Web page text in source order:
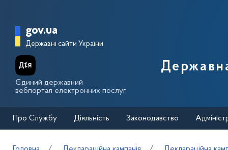
Головна сторінка Державної
gov.ua
Державні сайти України
Єдиний державний
вебпортал електронних послуг
Про Службу Діяльність Законодавство